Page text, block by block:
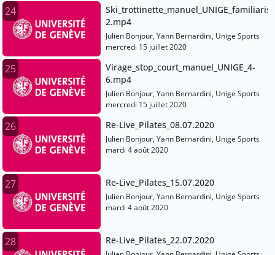
24
2.mp4
Julien Bonjour, Yann Bernardini, Unige Sports
mercredi 15 juillet 2020
25
Virage_stop_court_manuel_UNIGE_4-
6.mp4
Julien Bonjour, Yann Bernardini, Unige Sports
mercredi 15 juillet 2020
26 Re-Live_Pilates_08.07.2020
Julien Bonjour, Yann Bernardini, Unige Sports
mardi 4 août 2020
27 Re-Live_Pilates_15.07.2020
Julien Bonjour, Yann Bernardini, Unige Sports
mardi 4 août 2020
28 Re-Live_Pilates_22.07.2020